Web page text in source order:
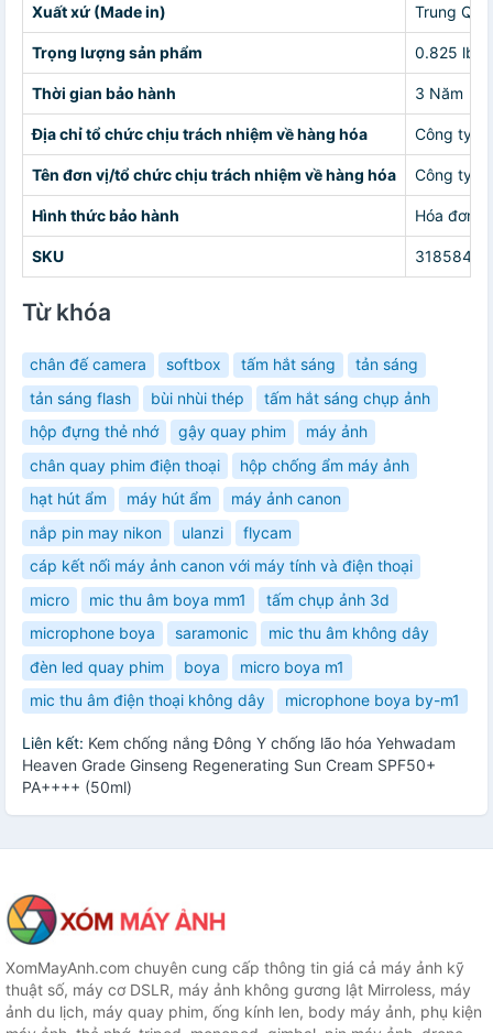
Xuất xứ (Made in) Trung
Trọng lượng sản phẩm 0.825 lb
Thời gian bảo hành 3 Năm
Địa chỉ tổ chức chịu trách nhiệm về hàng hóa Công ty
Tên đơn vị/tổ chức chịu trách nhiệm về hàng hóa Công ty
Hình thức bảo hành Hóa đơn
SKU
Từ khóa
chân đế camera softbox tấm hắt sáng
tản sáng
tản sáng flash
bùi nhùi thép
tấm hắt sáng chụp ảnh
hộp đựng thẻ nhớ
gậy quay phim
máy ảnh
chân quay phim điện thoại
hộp chống ẩm máy ảnh
hạt hút ẩm
máy hút ẩm
máy ảnh canon
nắp pin may nikon
ulanzi
flycam
cáp kết nối máy ảnh canon với máy tính và điện thoại
micro
mic thu âm boya mm1
tấm chụp ảnh 3d
microphone boya
saramonic
mic thu âm không dây
đèn led quay phim
boya
micro boya m1
mic thu âm điện thoại không dây
microphone boya by-m1
Liên kết: Kem chống nắng Đông Y chống lão hóa Yehwadam
Heaven Grade Ginseng Regenerating Sun Cream SPF50+
PA++++ (50ml)
XomMayAnh.com chuyên cung cấp thông tin giá cả máy ảnh kỹ
thuật số, máy cơ DSLR, máy ảnh không gương lật Mirroless, máy
ảnh du lịch, máy quay phim, ống kính len, body máy ảnh, phụ kiện